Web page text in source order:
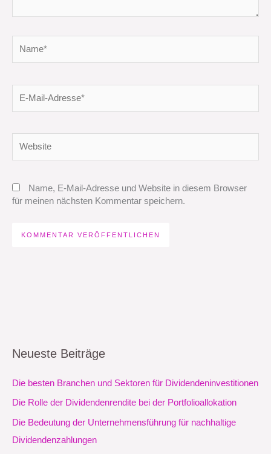
Mail-
Name, E-Mail-Adresse und Website in diesem Browser
für meinen nächsten Kommentar speichern.
Neueste Beiträge
Die besten Branchen und Sektoren für Dividendeninvestitionen
Die Rolle der Dividendenrendite bei der Portfolioallokation
Die Bedeutung der Unternehmensführung für nachhaltige
Dividendenzahlungen